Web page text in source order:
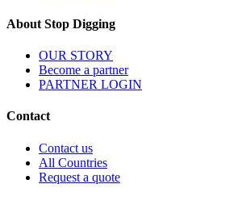
About Stop Digging
OUR STORY
Become a partner
PARTNER LOGIN
Contact
Contact us
All Countries
Request a quote